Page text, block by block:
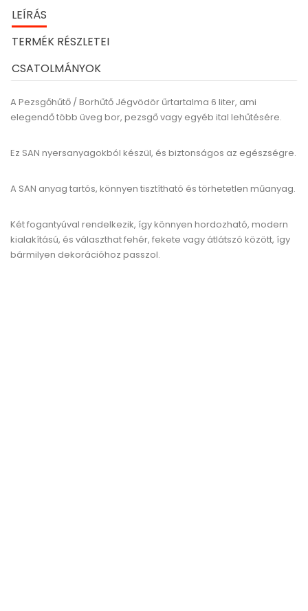
LEÍRÁS
TERMÉK RÉSZLETEI
CSATOLMÁNYOK
A Pezsgőhűtő / Borhűtő Jégvödör űrtartalma 6 liter, ami
elegendő több üveg bor, pezsgő vagy egyéb ital lehűtésére.
Ez SAN nyersanyagokból készül, és biztonságos az egészségre.
A SAN anyag tartós, könnyen tisztítható és törhetetlen műanyag.
Két fogantyúval rendelkezik, így könnyen hordozható, modern
kialakítású, és választhat fehér, fekete vagy átlátszó között, így
bármilyen dekorációhoz passzol.